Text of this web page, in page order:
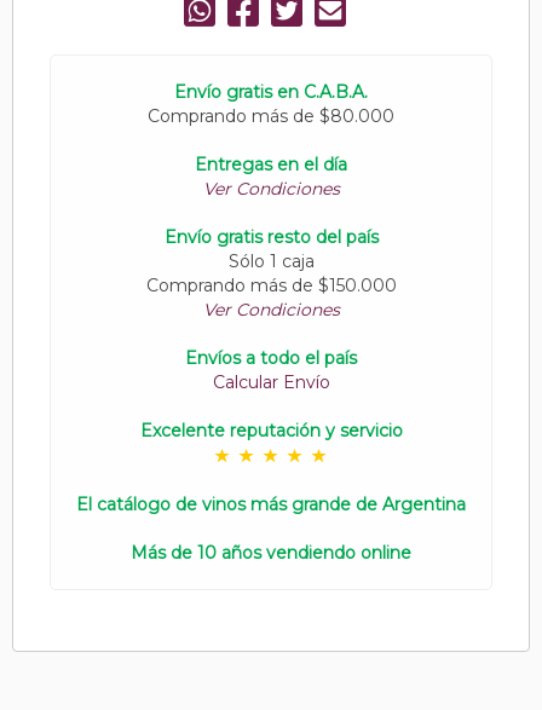
Envío gratis en C.A.B.A.
Comprando más de $80.000
Entregas en el día
Ver Condiciones
Envío gratis resto del país
Sólo 1 caja
Comprando más de $150.000
Ver Condiciones
Envíos a todo el país
Calcular Envío
Excelente reputación y servicio
El catálogo de vinos más grande de Argentina
Más de 10 años vendiendo online